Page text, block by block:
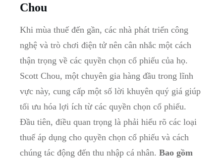
Chou
Khi mùa thuế đến ⁣gần, các nhà‍ phát triển ⁤công
nghệ và trò chơi ⁣điện tử‌ nên ‍cân nhắc một cách
thận trọng về các⁢ quyền​ chọn ‌cổ‍ phiếu của họ.
Scott Chou, một ‍chuyên​ gia​ hàng đầu trong lĩnh
vực này, cung cấp một số lời khuyên quý giá giúp
⁤tối ​ưu hóa lợi⁣ ích ​từ các ⁢quyền chọn ⁤cổ ⁢phiếu.‌
Đầu tiên, điều quan trọng là phải hiểu rõ các loại
‌thuế⁤ áp dụng cho quyền ‌chọn cổ⁢ phiếu và cách
chúng tác động đến thu nhập cá nhân. Bao⁢ gồm